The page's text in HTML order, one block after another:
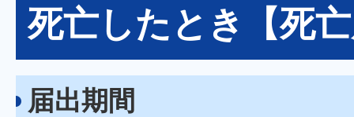
死亡したとき【死
届出期間